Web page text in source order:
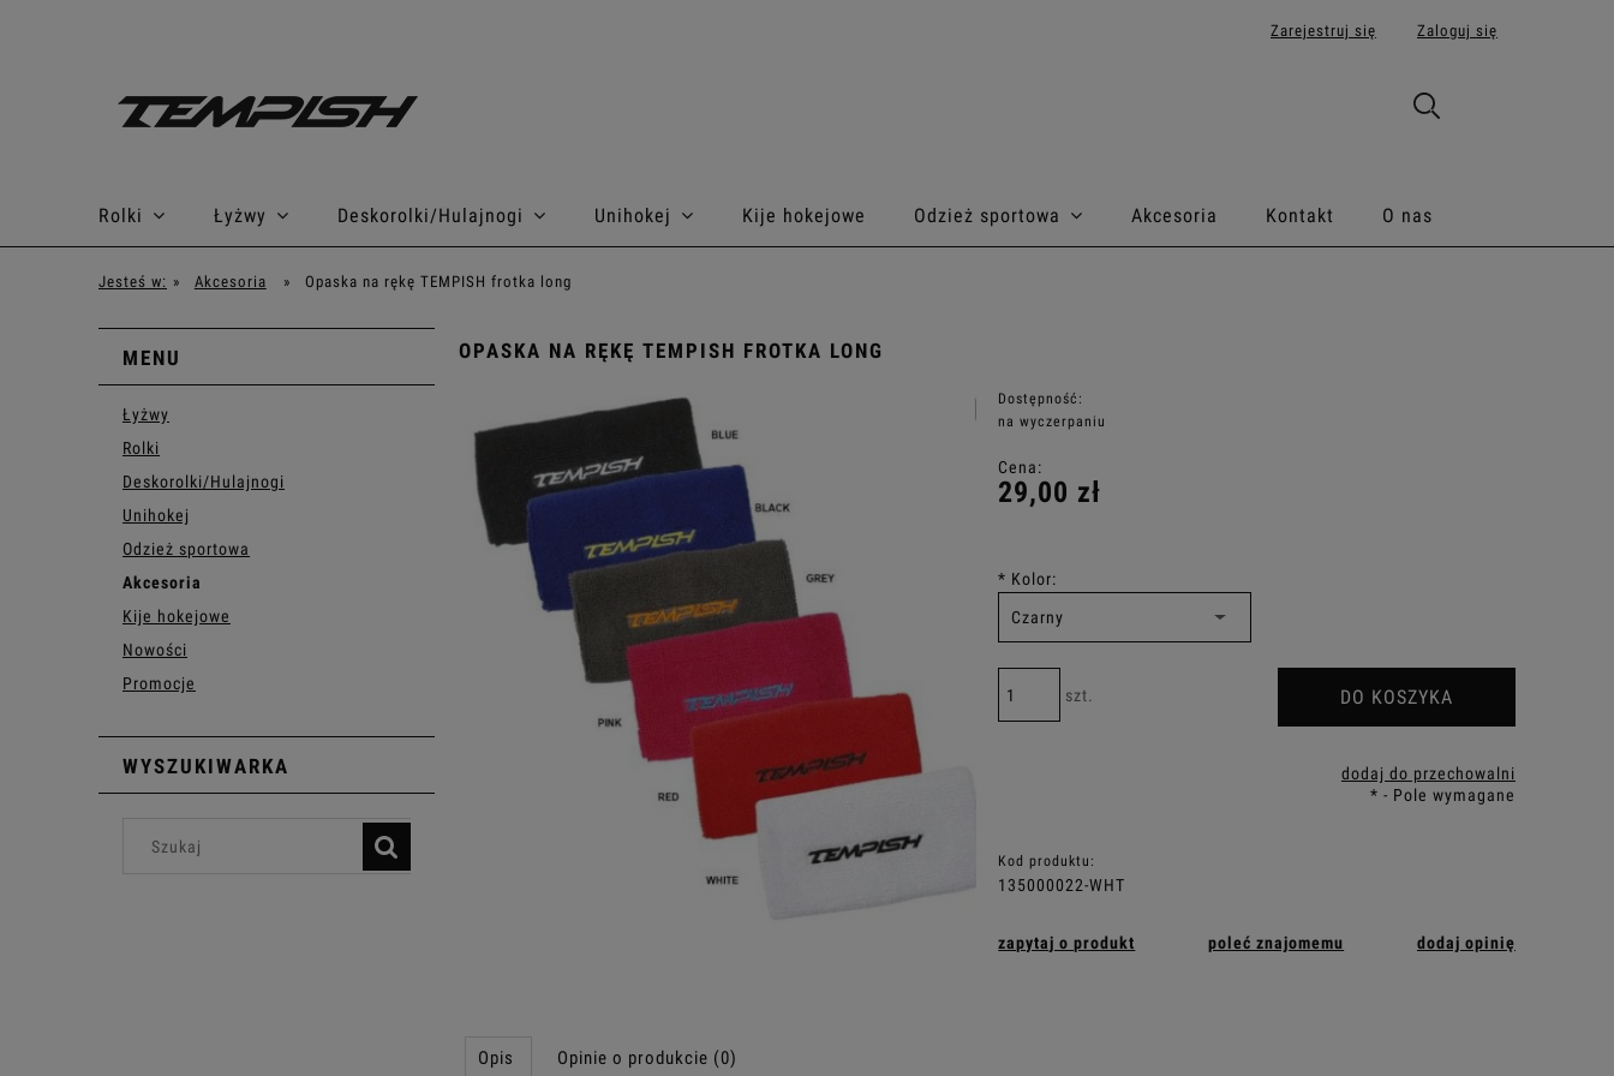
Zarejestruj się Zaloguj się
Rolki Łyżwy Deskorolki/Hulajnogi Unihokej Kije hokejowe Odzież sportowa Akcesoria Kontakt O nas
Jesteś w: » Akcesoria » Opaska na rękę TEMPISH frotka long
MENU
Łyżwy
Rolki
Deskorolki/Hulajnogi
Unihokej
Odzież sportowa
Akcesoria
Kije hokejowe
Nowości
Promocje
WYSZUKIWARKA
OPASKA NA RĘKĘ TEMPISH FROTKA LONG
Dostępność:
na wyczerpaniu
Cena:
29,00 zł
* Kolor:
szt. DO KOSZYKA
dodaj do przechowalni
* - Pole wymagane
Kod produktu:
135000022-WHT
zapytaj o produkt poleć znajomemu dodaj opinię
Opis Opinie o produkcie (0)